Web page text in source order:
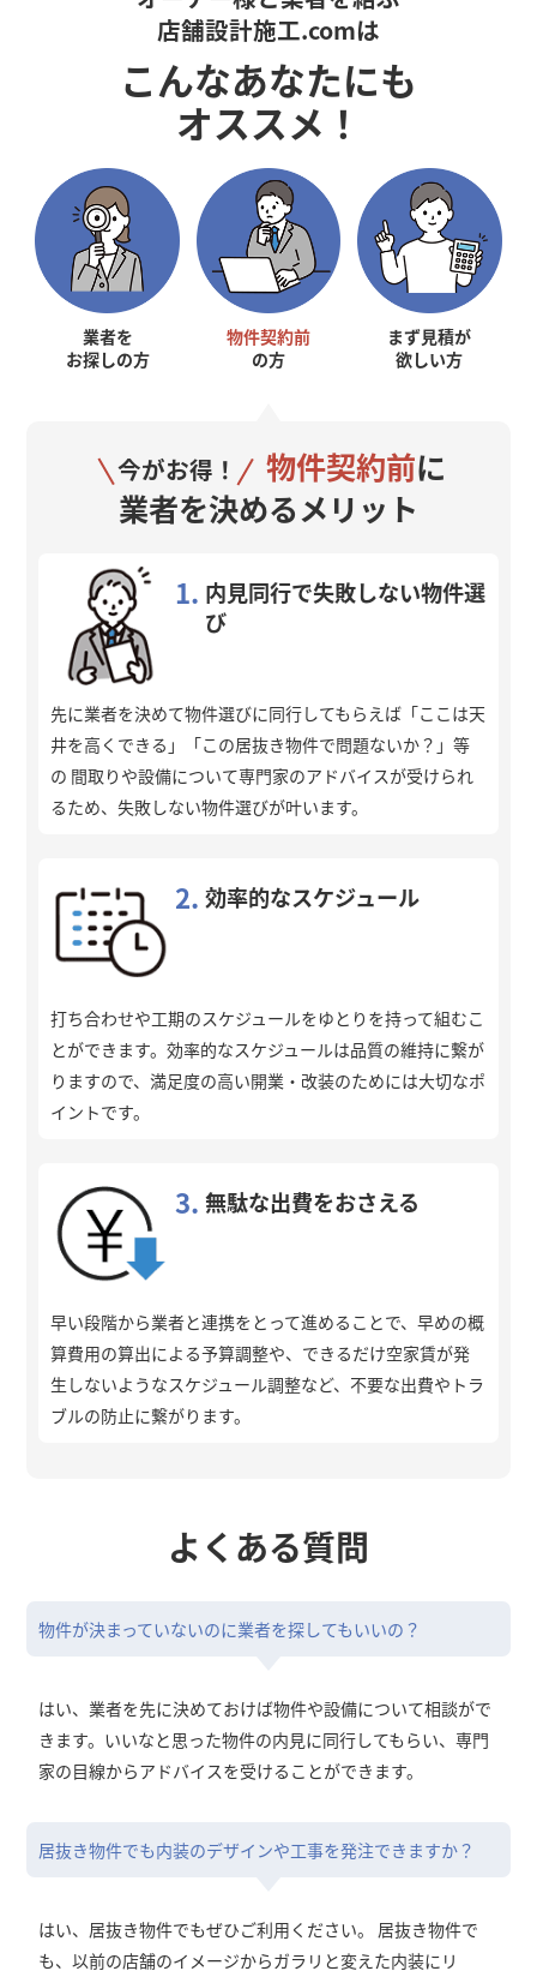
店舗設計施工.comは
こんなあなたにも
オススメ！
業者を
お探しの方
物件契約前
の方
まず見積が
欲しい方
今がお得！ 物件契約前に
業者を決めるメリット
1. 内見同行で失敗しない物件選
び
先に業者を決めて物件選びに同行してもらえば「ここは天
井を高くできる」「この居抜き物件で問題ないか？」等
の 間取りや設備について専門家のアドバイスが受けられ
るため、失敗しない物件選びが叶います。
2. 効率的なスケジュール
打ち合わせや工期のスケジュールをゆとりを持って組むこ
とができます。効率的なスケジュールは品質の維持に繋が
りますので、満足度の高い開業・改装のためには大切なポ
イントです。
3. 無駄な出費をおさえる
早い段階から業者と連携をとって進めることで、早めの概
算費用の算出による予算調整や、できるだけ空家賃が発
生しないようなスケジュール調整など、不要な出費やトラ
ブルの防止に繋がります。
よくある質問
物件が決まっていないのに業者を探してもいいの？
はい、業者を先に決めておけば物件や設備について相談がで
きます。いいなと思った物件の内見に同行してもらい、専門
家の目線からアドバイスを受けることができます。
居抜き物件でも内装のデザインや工事を発注できますか？
はい、居抜き物件でもぜひご利用ください。 居抜き物件で
も、以前の店舗のイメージからガラリと変えた内装にリ